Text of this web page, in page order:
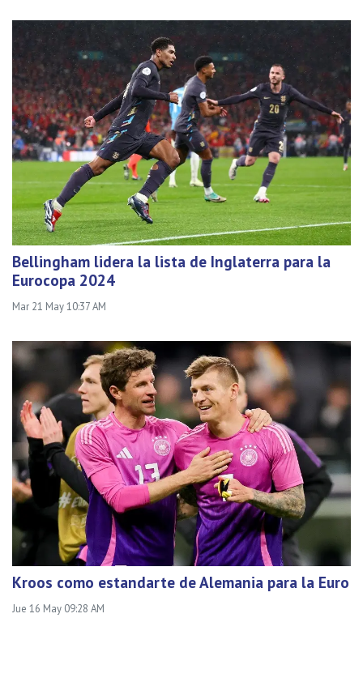
Bellingham lidera la lista de Inglaterra para la
Eurocopa 2024
Mar 21 May 10:37 AM
Kroos como estandarte de Alemania para la Euro
Jue 16 May 09:28 AM